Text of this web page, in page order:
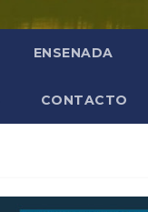
ENSENADA
CONTACTO